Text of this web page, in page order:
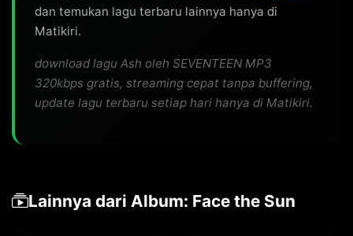
dan temukan lagu terbaru lainnya hanya di
Matikiri.
download lagu Ash oleh SEVENTEEN MP3
320kbps gratis, streaming cepat tanpa buffering,
update lagu terbaru setiap hari hanya di Matikiri.
Lainnya dari Album: Face the Sun